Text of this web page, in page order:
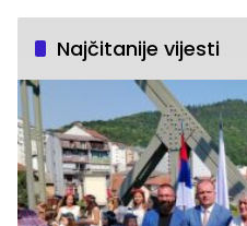
Najčitanije vijesti